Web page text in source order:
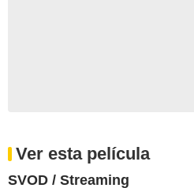
Ver esta película
SVOD / Streaming